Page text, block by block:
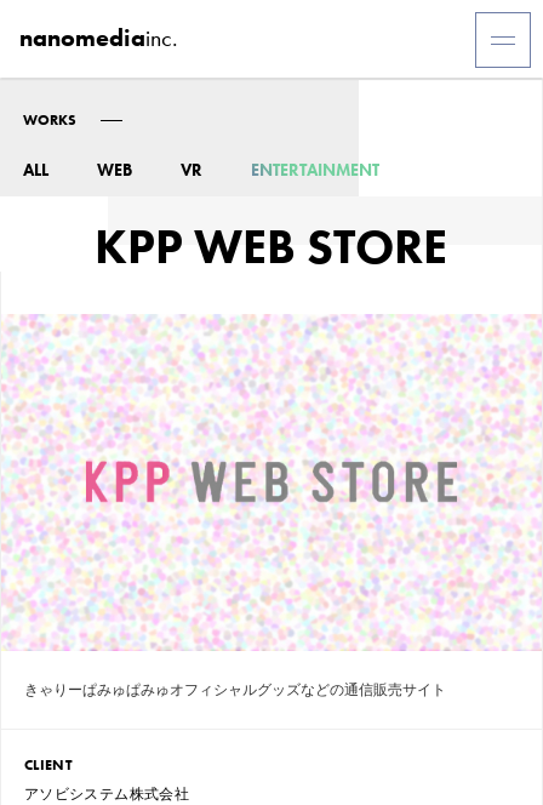
WORKS
ALL WEB VR ENTERTAINMENT
KPP WEB STORE
きゃりーぱみゅぱみゅオフィシャルグッズなどの通信販売サイト
CLIENT
アソビシステム株式会社
nanomediainc.